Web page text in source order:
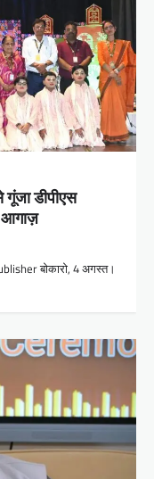
डीपीएस
आगाज़
बोकारो, 4 अगस्त।